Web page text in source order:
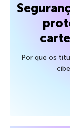
Por que os